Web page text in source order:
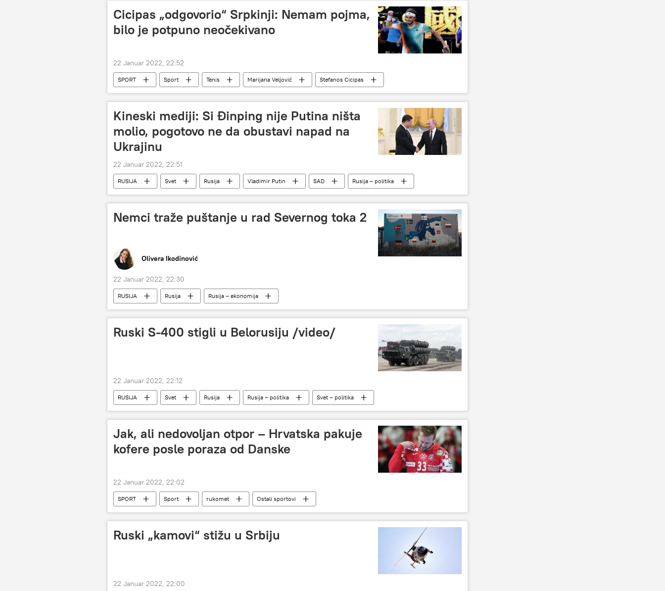
Cicipas „odgovorio“ Srpkinji: Nemam pojma,
bilo je potpuno neočekivano
22 Januar 2022, 22:52
SPORT Sport Tenis Marijana Veljović
Stefanos Cicipas
Australijan open 2022
Kineski mediji: Si Đinping nije Putina ništa
molio, pogotovo ne da obustavi napad na
Ukrajinu
22 Januar 2022, 22:51
RUSIJA Svet Rusija Vladimir Putin SAD
Rusija – politika
Svet – politika
Nemci traže puštanje u rad Severnog toka 2
Olivera Ikodinović
22 Januar 2022, 22:30
RUSIJA Rusija Rusija – ekonomija
Ruski S-400 stigli u Belorusiju /video/
22 Januar 2022, 22:12
RUSIJA Svet Rusija Rusija – politika Svet – politika
Jak, ali nedovoljan otpor – Hrvatska pakuje
kofere posle poraza od Danske
22 Januar 2022, 22:02
SPORT Sport rukomet
Ostali sportovi
Evropsko prvenstvo u rukometu 2022.
Ruski „kamovi“ stižu u Srbiju
22 Januar 2022, 22:00